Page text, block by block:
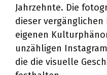
Jahrzehnte. Die
dieser
eigenen
unzähligen
die die visuelle